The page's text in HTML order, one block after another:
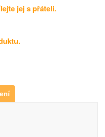
jej s přáteli.